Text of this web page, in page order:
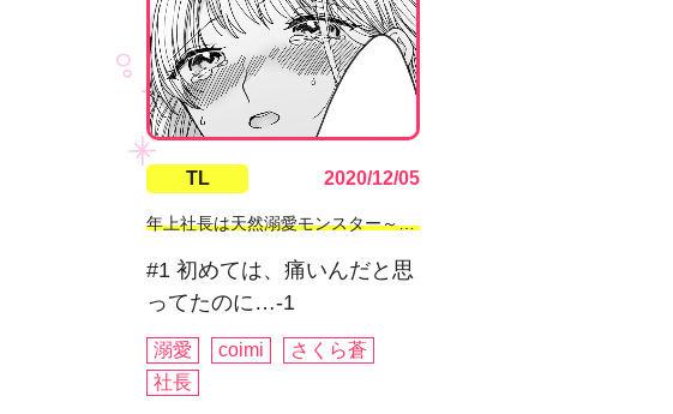
TL 2020/12/05
年上社長は天然溺愛モンスター～交際0日、処女を摘まれた朝にプロポーズ!?～
#1 初めては、痛いんだと思
ってたのに…-1
溺愛 coimi
さくら蒼
社長